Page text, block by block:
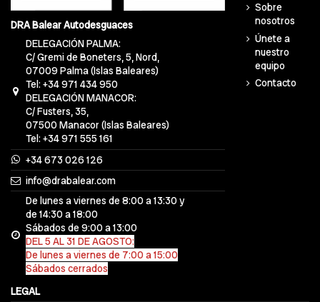
DRA Balear Autodesguaces
DELEGACIÓN PALMA:
C/ Gremi de Boneters, 5, Nord,
07009 Palma (Islas Baleares)
Tel: +34 971 434 950
DELEGACIÓN MANACOR:
C/ Fusters, 35,
07500 Manacor (Islas Baleares)
Tel: +34 971 555 161
+34 673 026 126
info@drabalear.com
De lunes a viernes de 8:00 a 13:30 y
de 14:30 a 18:00
Sábados de 9:00 a 13:00
DEL 5 AL 31 DE AGOSTO:
De lunes a viernes de 7:00 a 15:00
Sábados cerrados
Sobre
nosotros
Únete a
nuestro
equipo
Contacto
LEGAL